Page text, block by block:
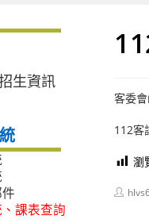
客委
112客
瀏
Post
生資訊
課表查詢